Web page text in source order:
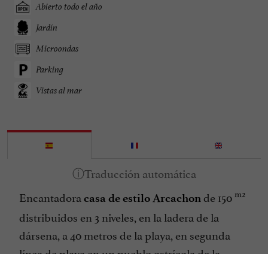
Abierto todo el año
Jardín
Microondas
Parking
Vistas al mar
Encantadora casa de estilo Arcachonde 150 m2
distribuidos en 3 niveles, en la ladera de la
dársena, a 40 metros de la playa, en segunda